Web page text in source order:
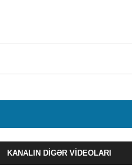
KANALIN DIGƏR VIDEOLARI